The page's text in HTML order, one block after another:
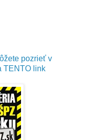
pozrieť v
TENTO link